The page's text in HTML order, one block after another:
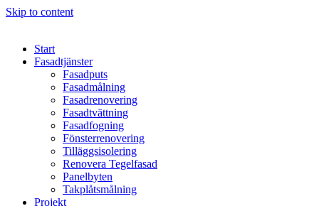
Skip to content
Start
Fasadtjänster
Fasadputs
Fasadmålning
Fasadrenovering
Fasadtvättning
Fasadfogning
Fönsterrenovering
Tilläggsisolering
Renovera Tegelfasad
Panelbyten
Takplåtsmålning
Projekt